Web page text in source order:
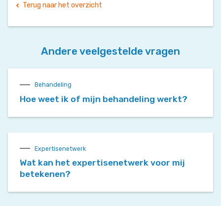
Terug naar het overzicht
Andere veelgestelde vragen
Behandeling
Hoe weet ik of mijn behandeling werkt?
Expertisenetwerk
Wat kan het expertisenetwerk voor mij
betekenen?